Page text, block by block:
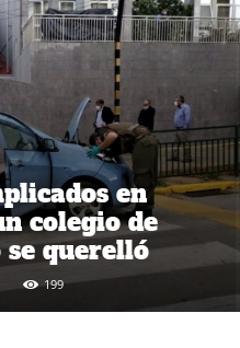
en
colegio de
querelló
199